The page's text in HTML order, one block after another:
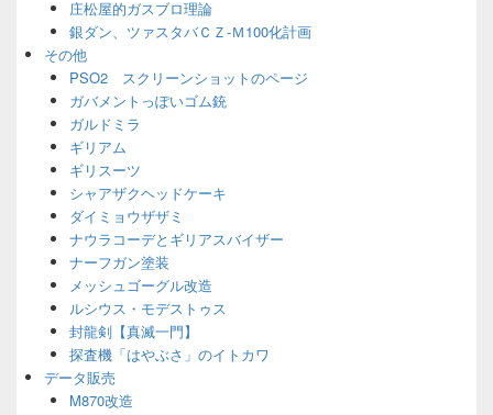
庄松屋的ガスブロ理論
銀ダン、ツァスタバＣＺ-Ｍ100化計画
その他
PSO2 スクリーンショットのページ
ガバメントっぽいゴム銃
ガルドミラ
ギリアム
ギリスーツ
シャアザクヘッドケーキ
ダイミョウザザミ
ナウラコーデとギリアスバイザー
ナーフガン塗装
メッシュゴーグル改造
ルシウス・モデストゥス
封龍剣【真滅一門】
探査機「はやぶさ」のイトカワ
データ販売
M870改造